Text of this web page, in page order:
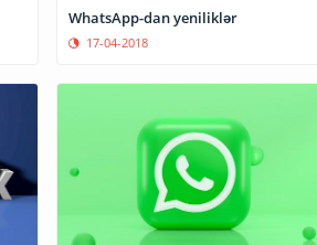
WhatsApp-dan yeniliklər
17-04-2018